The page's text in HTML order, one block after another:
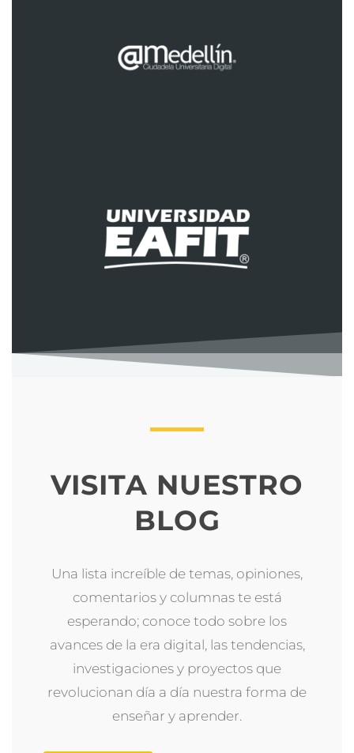
VISITA NUESTRO
BLOG
Una lista increíble de temas, opiniones,
comentarios y columnas te está
esperando; conoce todo sobre los
avances de la era digital, las tendencias,
investigaciones y proyectos que
revolucionan día a día nuestra forma de
enseñar y aprender.